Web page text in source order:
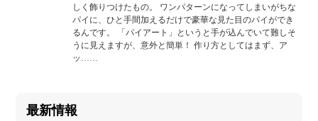
しく飾りつけたもの。 ワンパターンになってしまいがちな
パイに、ひと手間加えるだけで豪華な見た目のパイができ
るんです。 「パイアート」というと手が込んでいて難しそ
うに見えますが、意外と簡単！ 作り方としてはまず、ア
ッ……
最新情報